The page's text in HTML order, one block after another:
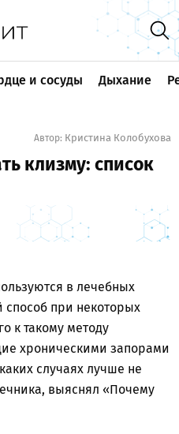
и сосуды Дыхание
Автор: Кристина Колобухова
клизму: список
в лечебных
способ при некоторых
к такому методу
хроническими запорами
случаях лучше не
выяснял «Почему